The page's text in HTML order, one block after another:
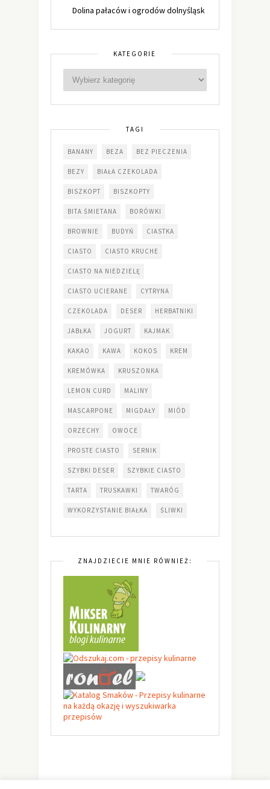
Dolina pałaców i ogrodów dolnyśląsk
KATEGORIE
TAGI
BANANY BEZA BEZ PIECZENIA
BEZY BIAŁA CZEKOLADA
BISZKOPT BISZKOPTY
BITA ŚMIETANA BORÓWKI
BROWNIE BUDYŃ CIASTKA
CIASTO CIASTO KRUCHE
CIASTO NA NIEDZIELĘ
CIASTO UCIERANE CYTRYNA
CZEKOLADA DESER HERBATNIKI
JABŁKA JOGURT KAJMAK
KAKAO KAWA KOKOS KREM
KREMÓWKA KRUSZONKA
LEMON CURD MALINY
MASCARPONE MIGDAŁY MIÓD
ORZECHY OWOCE
PROSTE CIASTO SERNIK
SZYBKI DESER SZYBKIE CIASTO
TARTA TRUSKAWKI TWARÓG
WYKORZYSTANIE BIAŁKA ŚLIWKI
ZNAJDZIECIE MNIE RÓWNIEŻ: